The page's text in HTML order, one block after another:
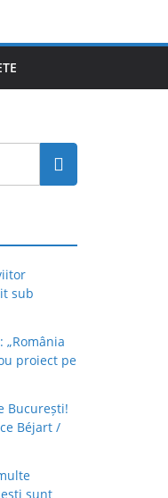
sub
proiect pe
București!
Béjart /
sunt